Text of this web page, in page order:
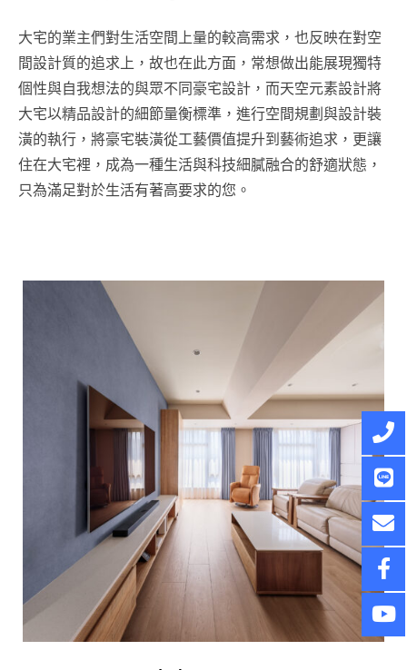
大宅的業主們對生活空間上量的較高需求，也反映在對空
間設計質的追求上，故也在此方面，常想做出能展現獨特
個性與自我想法的與眾不同豪宅設計，而天空元素設計將
大宅以精品設計的細節量衡標準，進行空間規劃與設計裝
潢的執行，將豪宅裝潢從工藝價值提升到藝術追求，更讓
住在大宅裡，成為一種生活與科技細膩融合的舒適狀態，
只為滿足對於生活有著高要求的您。